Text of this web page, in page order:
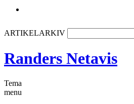
ARTIKELARKIV
Randers Netavis
Tema
menu